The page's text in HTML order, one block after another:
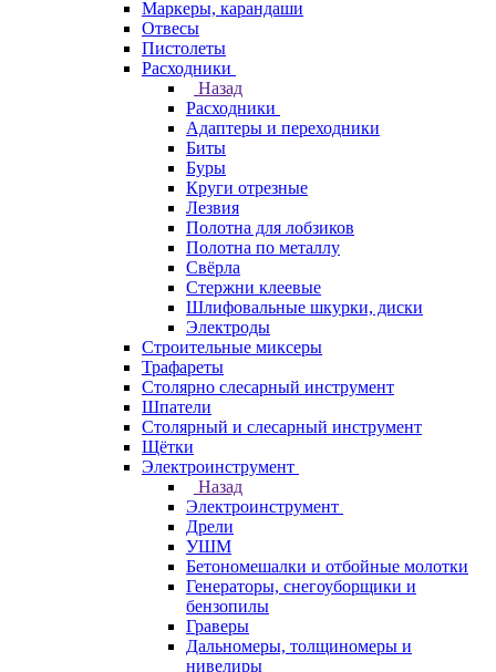
Маркеры, карандаши
Отвесы
Пистолеты
Расходники
Назад
Расходники
Адаптеры и переходники
Биты
Буры
Круги отрезные
Лезвия
Полотна для лобзиков
Полотна по металлу
Свёрла
Стержни клеевые
Шлифовальные шкурки, диски
Электроды
Строительные миксеры
Трафареты
Столярно слесарный инструмент
Шпатели
Столярный и слесарный инструмент
Щётки
Электроинструмент
Назад
Электроинструмент
Дрели
УШМ
Бетономешалки и отбойные молотки
Генераторы, снегоуборщики и
бензопилы
Граверы
Дальномеры, толщиномеры и
нивелиры